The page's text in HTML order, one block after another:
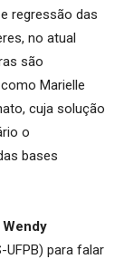
regressão das
no atual
são
Marielle
cuja solução
o
bases
Wendy
para falar